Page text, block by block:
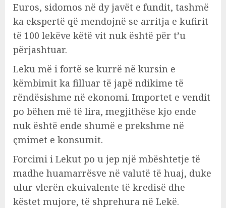
Euros, sidomos në dy javët e fundit, tashmë
ka ekspertë që mendojnë se arritja e kufirit
të 100 lekëve këtë vit nuk është për t’u
përjashtuar.
Leku më i fortë se kurrë në kursin e
këmbimit ka filluar të japë ndikime të
rëndësishme në ekonomi. Importet e vendit
po bëhen më të lira, megjithëse kjo ende
nuk është ende shumë e prekshme në
çmimet e konsumit.
Forcimi i Lekut po u jep një mbështetje të
madhe huamarrësve në valutë të huaj, duke
ulur vlerën ekuivalente të kredisë dhe
këstet mujore, të shprehura në Lekë.